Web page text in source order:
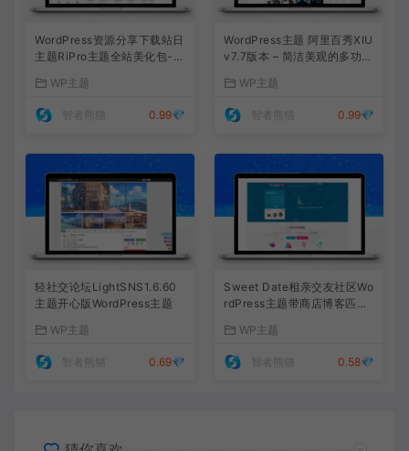
WordPress资源分享下载站日
主题RiPro主题全站美化包-功
网站形象
WP主题
智者熊猫 0.99💎
WordPress主题 阿里百秀XIU
v7.7版本 – 简洁美观的多功能
网站WP主题
智者熊猫 0.99💎
轻社交论坛LightSNS1.6.60
主题开心版WordPress主题
WP主题
智者熊猫 0.69💎
Sweet Date相亲交友社区Wo
rdPress主题带商店博客匹配
WP主题
智者熊猫 0.58💎